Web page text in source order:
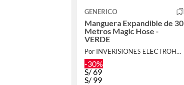
GENERICO
Manguera Expandible de 30
Metros Magic Hose -
VERDE
Por INVERISIONES ELECTROHOGAR S.A.C
-30%
S/69
S/ 99